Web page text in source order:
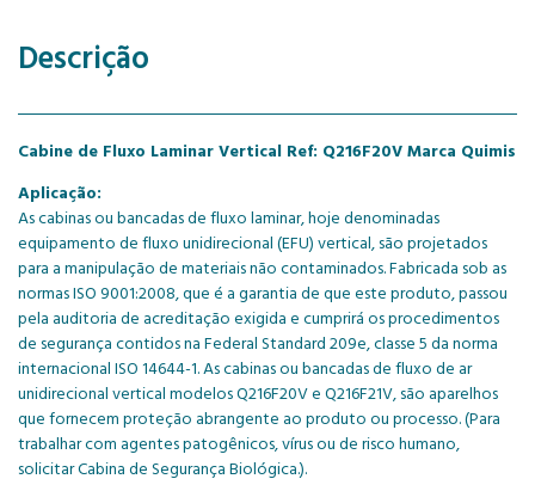
Descrição
Cabine de Fluxo Laminar Vertical Ref: Q216F20V Marca Quimis
Aplicação:
As cabinas ou bancadas de fluxo laminar, hoje denominadas
equipamento de fluxo unidirecional (EFU) vertical, são projetados
para a manipulação de materiais não contaminados. Fabricada sob as
normas ISO 9001:2008, que é a garantia de que este produto, passou
pela auditoria de acreditação exigida e cumprirá os procedimentos
de segurança contidos na Federal Standard 209e, classe 5 da norma
internacional ISO 14644-1. As cabinas ou bancadas de fluxo de ar
unidirecional vertical modelos Q216F20V e Q216F21V, são aparelhos
que fornecem proteção abrangente ao produto ou processo. (Para
trabalhar com agentes patogênicos, vírus ou de risco humano,
solicitar Cabina de Segurança Biológica.).